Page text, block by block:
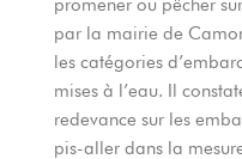
promener ou pêcher
par la mairie de
les catégories
mises à l’eau. Il
redevance sur les
pis-aller dans la